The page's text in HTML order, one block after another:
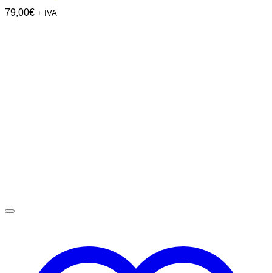
79,00€ + IVA